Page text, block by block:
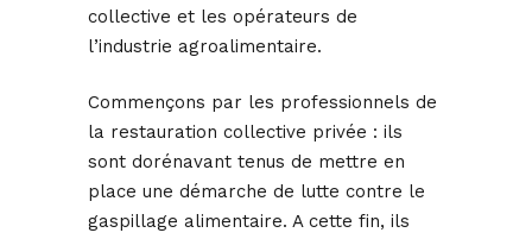
collective et les opérateurs de
l’industrie agroalimentaire.
Commençons par les professionnels de
la restauration collective privée : ils
sont dorénavant tenus de mettre en
place une démarche de lutte contre le
gaspillage alimentaire. A cette fin, ils